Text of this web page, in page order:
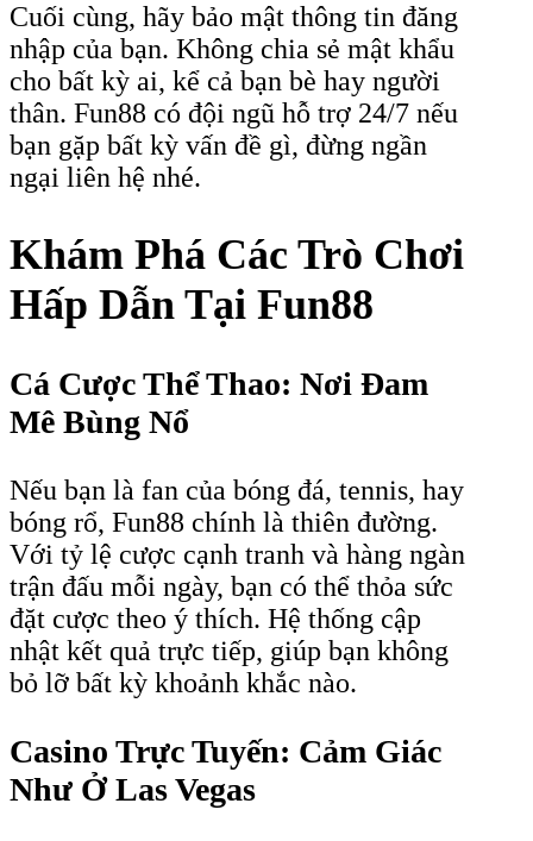
Cuối cùng, hãy bảo mật thông tin đăng
nhập của bạn. Không chia sẻ mật khẩu
cho bất kỳ ai, kể cả bạn bè hay người
thân. Fun88 có đội ngũ hỗ trợ 24/7 nếu
bạn gặp bất kỳ vấn đề gì, đừng ngần
ngại liên hệ nhé.
Khám Phá Các Trò Chơi
Hấp Dẫn Tại Fun88
Cá Cược Thể Thao: Nơi Đam
Mê Bùng Nổ
Nếu bạn là fan của bóng đá, tennis, hay
bóng rổ, Fun88 chính là thiên đường.
Với tỷ lệ cược cạnh tranh và hàng ngàn
trận đấu mỗi ngày, bạn có thể thỏa sức
đặt cược theo ý thích. Hệ thống cập
nhật kết quả trực tiếp, giúp bạn không
bỏ lỡ bất kỳ khoảnh khắc nào.
Casino Trực Tuyến: Cảm Giác
Như Ở Las Vegas